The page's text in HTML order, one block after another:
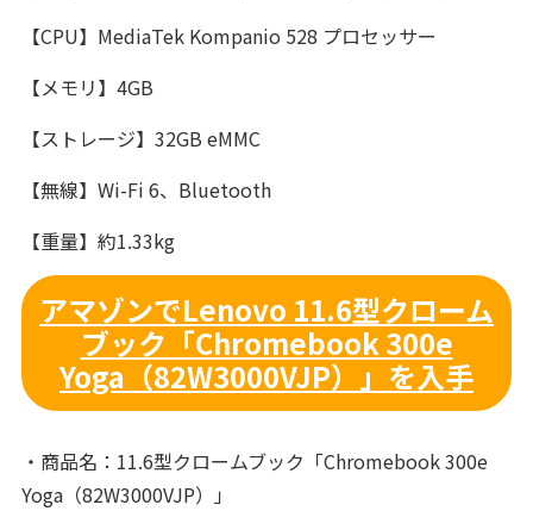
【CPU】MediaTek Kompanio 528 プロセッサー
【メモリ】4GB
【ストレージ】32GB eMMC
【無線】Wi-Fi 6、Bluetooth
【重量】約1.33kg
アマゾンでLenovo 11.6型クローム
ブック「Chromebook 300e
Yoga（82W3000VJP）」を入手
・商品名：11.6型クロームブック「Chromebook 300e
Yoga（82W3000VJP）」